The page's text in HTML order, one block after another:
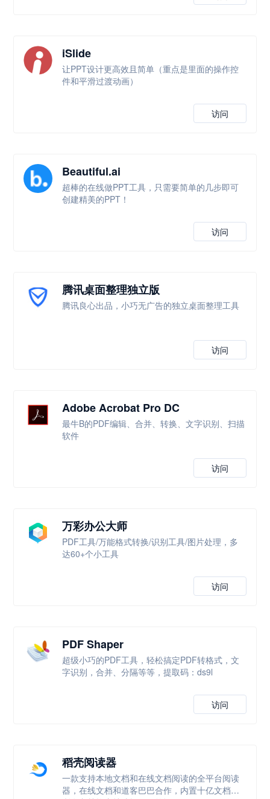
iSlide
让PPT设计更高效且简单（重点是里面的操作控
件和平滑过渡动画）
访问
Beautiful.ai
超棒的在线做PPT工具，只需要简单的几步即可
创建精美的PPT！
访问
腾讯桌面整理独立版
腾讯良心出品，小巧无广告的独立桌面整理工具
访问
Adobe Acrobat Pro DC
最牛B的PDF编辑、合并、转换、文字识别、扫描
软件
访问
万彩办公大师
PDF工具/万能格式转换/识别工具/图片处理，多
达60+个小工具
访问
PDF Shaper
超级小巧的PDF工具，轻松搞定PDF转格式，文
字识别，合并、分隔等等，提取码：ds9l
访问
稻壳阅读器
一款支持本地文档和在线文档阅读的全平台阅读
器，在线文档和道客巴巴合作，内置十亿文档，